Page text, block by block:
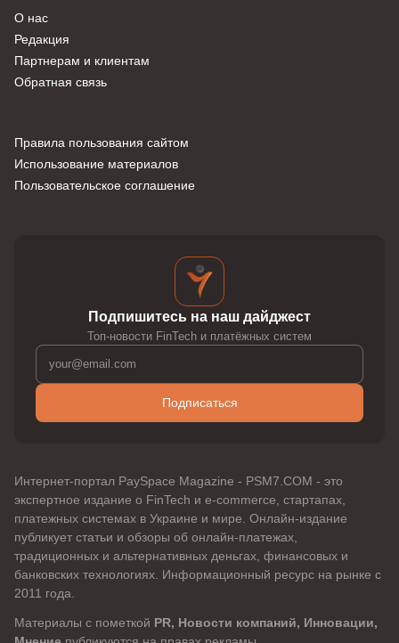
О нас
Редакция
Партнерам и клиентам
Обратная связь
Правила пользования сайтом
Использование материалов
Пользовательское соглашение
Подпишитесь на наш дайджест
Топ-новости FinTech и платёжных систем
Подписаться
Интернет-портал PaySpace Magazine - PSM7.COM - это
экспертное издание о FinTech и e-commerce, стартапах,
платежных системах в Украине и мире. Онлайн-издание
публикует статьи и обзоры об онлайн-платежах,
традиционных и альтернативных деньгах, финансовых и
банковских технологиях. Информационный ресурс на рынке с
2011 года.
Материалы с пометкой PR, Новости компаний, Инновации,